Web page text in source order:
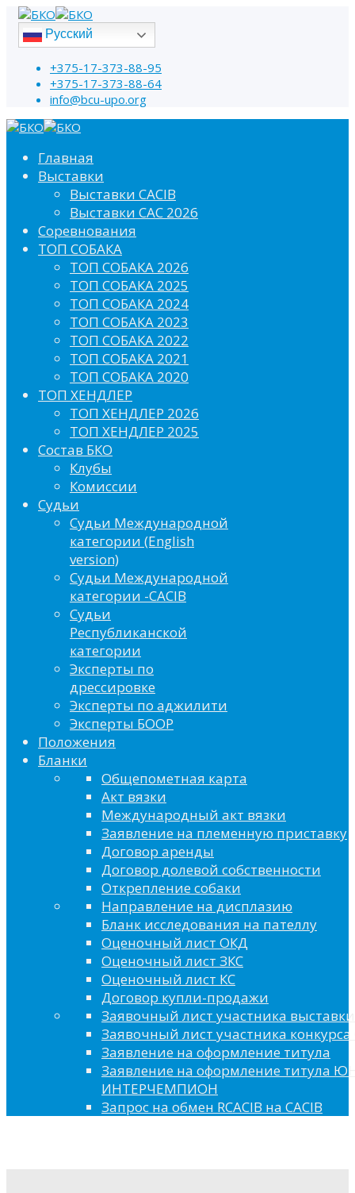
Русский
+375-17-373-88-95
+375-17-373-88-64
info@bcu-upo.org
Главная
Выставки
Выставки CACIB
Выставки САС 2026
Соревнования
ТОП СОБАКА
ТОП СОБАКА 2026
ТОП СОБАКА 2025
ТОП СОБАКА 2024
ТОП СОБАКА 2023
ТОП СОБАКА 2022
ТОП СОБАКА 2021
ТОП СОБАКА 2020
ТОП ХЕНДЛЕР
ТОП ХЕНДЛЕР 2026
ТОП ХЕНДЛЕР 2025
Состав БКО
Клубы
Комиссии
Судьи
Судьи Международной
категории (English
version)
Судьи Международной
категории -CACIB
Судьи
Республиканской
категории
Эксперты по
дрессировке
Эксперты по аджилити
Эксперты БООР
Положения
Бланки
Общепометная карта
Акт вязки
Международный акт вязки
Заявление на племенную приставку
Договор аренды
Договор долевой собственности
Открепление собаки
Направление на дисплазию
Бланк исследования на пателлу
Оценочный лист ОКД
Оценочный лист ЗКС
Оценочный лист КС
Договор купли-продажи
Заявочный лист участника выставки
Заявочный лист участника конкурса
Заявление на оформление титула
Заявление на оформление титула
ИНТЕРЧЕМПИОН
Запрос на обмен RCACIB на CACIB